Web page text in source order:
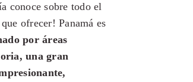
conoce sobre todo el
ofrecer! Panamá es
por áreas
una gran